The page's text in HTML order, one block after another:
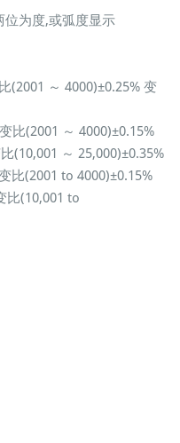
位为度,或弧度显示
(2001 ～ 4000)±0.25% 变
比(2001 ～ 4000)±0.15%
(10,001 ～ 25,000)±0.35%
比(2001 to 4000)±0.15%
比(10,001 to